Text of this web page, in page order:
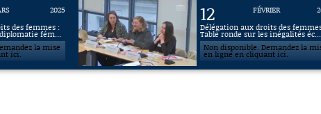
2025
des femmes :
fém...
la mise
ici.
12 FÉVRIER
Délégation aux droits des
Table ronde sur les inégalités éc...
Non disponible. Demandez la
en ligne en cliquant ici.